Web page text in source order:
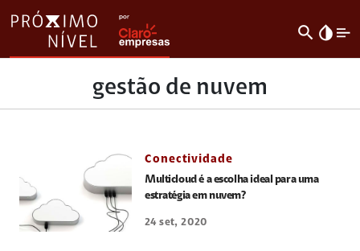
search invert_colors
gestão de nuvem
Conectividade
Multicloud é a escolha ideal para uma
estratégia em nuvem?
24 set, 2020